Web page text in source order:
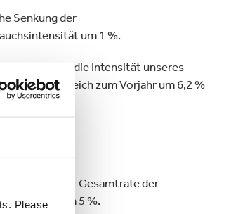
Please
Senkung der
um 1 %.
Jahr 2021 wird die Intensität unseres
im Vergleich zum Vorjahr um 6,2 %
Senkung der Gesamtrate der
Unfälle um 5 %.